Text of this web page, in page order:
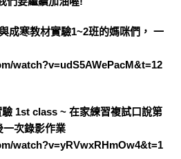
成寒教材實驗1~2班的媽咪們， 一
watch?v=udS5AWePacM&t=12
1st class ~ 在家練習複試口說第
一次錄影作業
watch?v=yRVwxRHmOw4&t=1